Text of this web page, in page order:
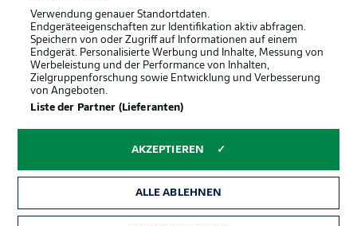
Login
Verwendung genauer Standortdaten.
Endgeräteeigenschaften zur Identifikation aktiv abfragen.
Speichern von oder Zugriff auf Informationen auf einem
Endgerät. Personalisierte Werbung und Inhalte, Messung von
Werbeleistung und der Performance von Inhalten,
Zielgruppenforschung sowie Entwicklung und Verbesserung
von Angeboten.
Liste der Partner (Lieferanten)
AKZEPTIEREN
ALLE ABLEHNEN